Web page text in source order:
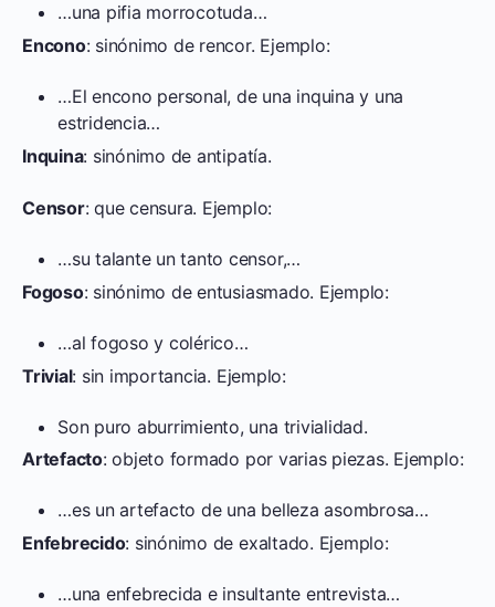
…una pifia morrocotuda…
Encono: sinónimo de rencor. Ejemplo:
…El encono personal, de una inquina y una
estridencia…
Inquina: sinónimo de antipatía.
Censor: que censura. Ejemplo:
…su talante un tanto censor,…
Fogoso: sinónimo de entusiasmado. Ejemplo:
…al fogoso y colérico…
Trivial: sin importancia. Ejemplo:
Son puro aburrimiento, una trivialidad.
Artefacto: objeto formado por varias piezas. Ejemplo:
…es un artefacto de una belleza asombrosa…
Enfebrecido: sinónimo de exaltado. Ejemplo:
…una enfebrecida e insultante entrevista…